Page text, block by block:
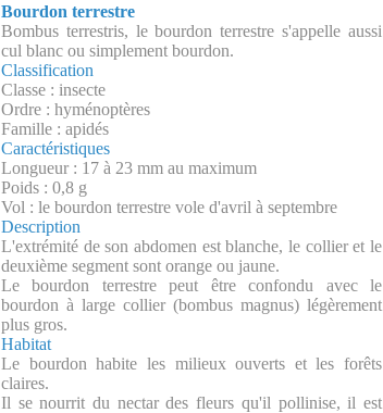
Bourdon terrestre
Bombus terrestris, le bourdon terrestre s'appelle aussi
cul blanc ou simplement bourdon.
Classification
Classe : insecte
Ordre : hyménoptères
Famille : apidés
Caractéristiques
Longueur : 17 à 23 mm au maximum
Poids : 0,8 g
Vol : le bourdon terrestre vole d'avril à septembre
Description
L'extrémité de son abdomen est blanche, le collier et le
deuxième segment sont orange ou jaune.
Le bourdon terrestre peut être confondu avec le
bourdon à large collier (bombus magnus) légèrement
plus gros.
Habitat
Le bourdon habite les milieux ouverts et les forêts
claires.
Il se nourrit du nectar des fleurs qu'il pollinise, il est